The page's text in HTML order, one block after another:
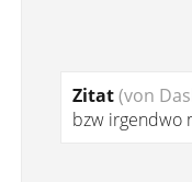
Zitat(von
bzw irgendwo